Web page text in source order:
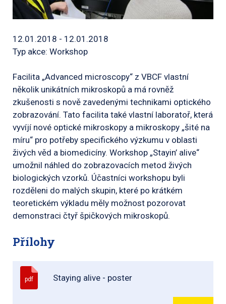
12.01.2018 - 12.01.2018
Typ akce: Workshop
Facilita „Advanced microscopy“ z VBCF vlastní
několik unikátních mikroskopů a má rovněž
zkušenosti s nově zavedenými technikami optického
zobrazování. Tato facilita také vlastní laboratoř, která
vyvíjí nové optické mikroskopy a mikroskopy „šité na
míru“ pro potřeby specifického výzkumu v oblasti
živých věd a biomedicíny. Workshop „Stayin’ alive“
umožnil náhled do zobrazovacích metod živých
biologických vzorků. Účastníci workshopu byli
rozděleni do malých skupin, které po krátkém
teoretickém výkladu měly možnost pozorovat
demonstraci čtyř špičkových mikroskopů.
Přílohy
pdf Staying alive - poster